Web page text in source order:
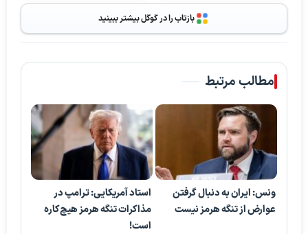
بازتاب را در گوگل بیشتر ببینید
مطالب مرتبط
ونس: ایران به دنبال گرفتن
عوارض از تنگه هرمز نیست
استاد آمریکایی: ترامپ در
مذاکرات تنگه هرمز هیچ‌کاره
است!